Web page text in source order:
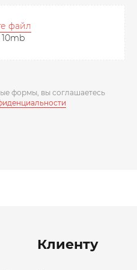
файл
формы, вы соглашаетесь
Клиенту